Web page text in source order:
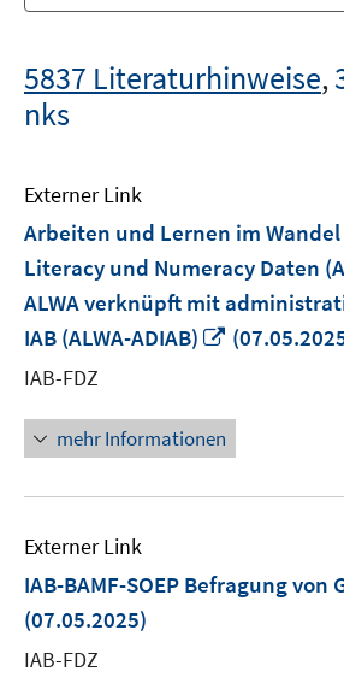
5837 Literaturhinweise,
nks
Externer Link
Arbeiten und Lernen im Wandel
Literacy und Numeracy Daten
ALWA verknüpft mit
IAB (ALWA-ADIAB)
In
öffnen
IAB-FDZ
mehr Informationen
Externer Link
IAB-BAMF-SOEP Befragung
(07.05.2025)
IAB-FDZ